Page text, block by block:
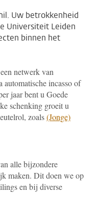
Uw betrokkenheid
Universiteit Leiden
binnen het
netwerk van
incasso of
jaar bent u Goede
schenking groeit u
zoals(Jonge)
alle bijzondere
maken. Dit doen we op
en bij diverse